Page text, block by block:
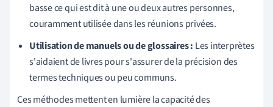
basse ce qui est dit à une ou deux autres personnes,
couramment utilisée dans les réunions privées.
Utilisation de manuels ou de glossaires : Les interprètes
s'aidaient de livres pour s'assurer de la précision des
termes techniques ou peu communs.
Ces méthodes mettent en lumière la capacité des